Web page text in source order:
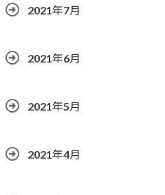
2021年7月
2021年6月
2021年5月
2021年4月